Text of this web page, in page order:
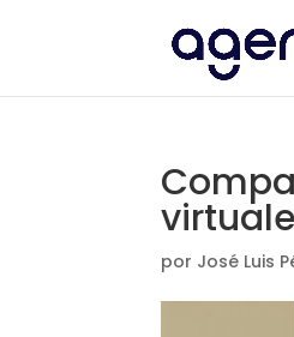
por José Luis